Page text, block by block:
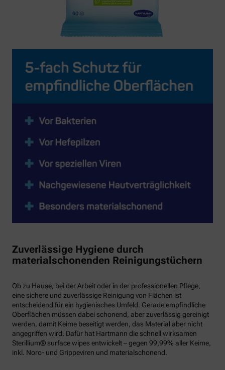
Zuverlässige Hygiene durch
materialschonenden Reinigungstüchern
Ob zu Hause, bei der Arbeit oder in der professionellen Pflege,
eine sichere und zuverlässige Reinigung von Flächen ist
entscheidend für ein hygienisches Umfeld. Gerade empfindliche
Oberflächen müssen dabei schonend, aber zuverlässig gereinigt
werden, damit Keime beseitigt werden, das Material aber nicht
angegriffen wird. Dafür hat Hartmann die schnell wirksamen
Sterillium® surface wipes entwickelt – gegen 99,99% aller Keime,
inkl. Noro- und Grippeviren und materialschonend.